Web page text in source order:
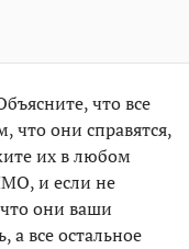
что все
что они справятся,
их в любом
и если не
они ваши
все остальное